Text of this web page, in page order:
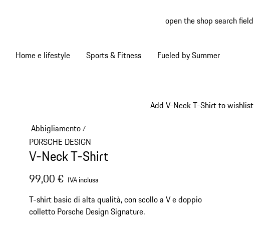
open the shop search field
Home e lifestyle Sports & Fitness Fueled by Summer
Add V-Neck T-Shirt to wishlist
Abbigliamento/
PORSCHE DESIGN
V-Neck T-Shirt
99,00 € IVA inclusa
T-shirt basic di alta qualità, con scollo a V e doppio
colletto Porsche Design Signature.